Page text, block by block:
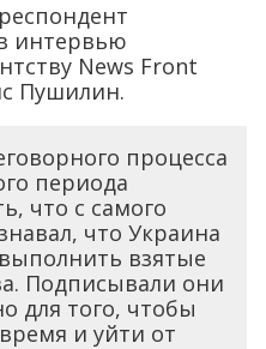
интервью
News Front
Пушилин.
процесса
периода
что с самого
что Украина
взятые
Подписывали они
для того, чтобы
и уйти от